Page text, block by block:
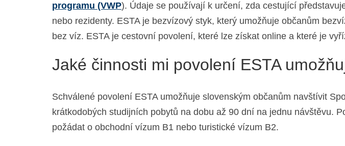
programu (VWP). Údaje se používají k určení, zda cestující
nebo rezidenty. ESTA je bezvízový styk, který umožňuje občanům
bez víz. ESTA je cestovní povolení, které lze získat online a které je
Jaké činnosti mi povolení ESTA
Schválené povolení ESTA umožňuje slovenským občanům navštívit
krátkodobých studijních pobytů na dobu až 90 dní na jednu návštěvu.
požádat o obchodní vízum B1 nebo turistické vízum B2.